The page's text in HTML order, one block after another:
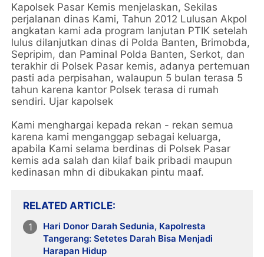
Kapolsek Pasar Kemis menjelaskan, Sekilas
perjalanan dinas Kami, Tahun 2012 Lulusan Akpol
angkatan kami ada program lanjutan PTIK setelah
lulus dilanjutkan dinas di Polda Banten, Brimobda,
Sepripim, dan Paminal Polda Banten, Serkot, dan
terakhir di Polsek Pasar kemis, adanya pertemuan
pasti ada perpisahan, walaupun 5 bulan terasa 5
tahun karena kantor Polsek terasa di rumah
sendiri. Ujar kapolsek
Kami menghargai kepada rekan - rekan semua
karena kami menganggap sebagai keluarga,
apabila Kami selama berdinas di Polsek Pasar
kemis ada salah dan kilaf baik pribadi maupun
kedinasan mhn di dibukakan pintu maaf.
RELATED ARTICLE
Hari Donor Darah Sedunia, Kapolresta
Tangerang: Setetes Darah Bisa Menjadi
Harapan Hidup